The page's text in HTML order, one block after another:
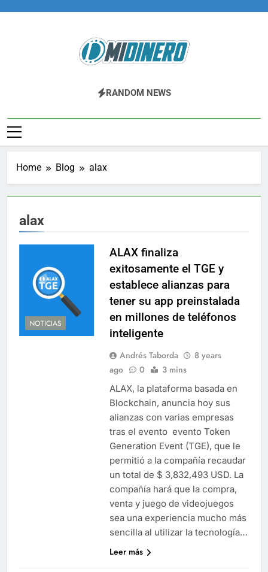
Midinero.co
Fintech, Criptomonedas
RANDOM NEWS
Home Blog alax
alax
NOTICIAS
ALAX finaliza
exitosamente el TGE y
establece alianzas para
tener su app preinstalada
en millones de teléfonos
inteligente
Andrés Taborda
8 years
ago
0 3 mins
ALAX, la plataforma basada en
Blockchain, anuncia hoy sus
alianzas con varias empresas
tras el evento evento Token
Generation Event (TGE), que le
permitió a la compañía recaudar
un total de $ 3,832,493 USD. La
compañía hará que la compra,
venta y juego de videojuegos
sea una experiencia mucho más
sencilla al utilizar la tecnología…
Leer más